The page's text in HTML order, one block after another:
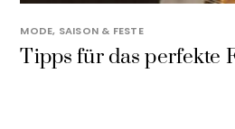
MODE, SAISON & FESTE
Tipps für das perfekte